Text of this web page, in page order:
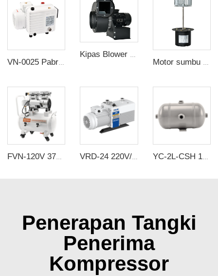
FVN-120V 370W 220V 100L/menit pompa vakum tanpa minyak dengan tekanan negatif dengan tangki udara 20L untuk mesin pembuatan karet VRD-24 220V/380V 24-28.8m³/h 8*10^-1Pa Pompa vakum putar dua tahap industri YC-2L-CSH 12bar Tangki penyimpanan udara baja karbon horizontal tanpa sambungan tangki udara
Penerapan Tangki
Penerima
Kompressor